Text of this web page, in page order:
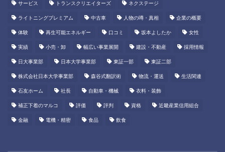
サービス トランスクリエイターズ ネクステージ
ライトニングプレミアム 中古車 人物の噂・真相 企業の概要
体験 再生可能エネルギー 口コミ 坂本よしたか 女性
実績 小売・卸 幅広い事業展開 建設・不動産 採用情報
日大事業部 日本大学事業部 東証一部 東証二部
株式会社日本大学事業部 森谷式翻訳術 物流・運送 生活関連
石友ホーム 社長 自動車・機械 衣料・装飾
補正下着のマルコ 評価 評判 資格 近畿産業信用組合
金融 電機・精密 食品 飲食